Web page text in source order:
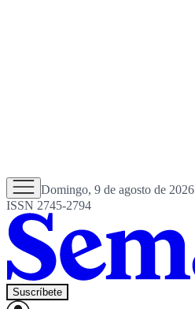
Domingo, 9 de agosto de 2026
ISSN 2745-2794
Suscríbete